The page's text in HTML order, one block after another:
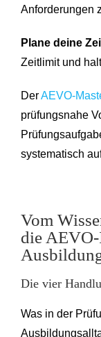
Anforderungen
Plane deine
Zeitlimit und
DerAEVO-
prüfungsnahe
systematisch
Vom
die
Die vier
Was in der